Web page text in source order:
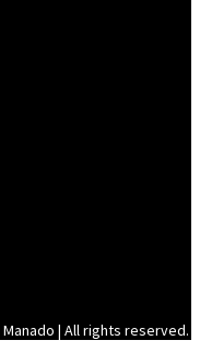
| All rights reserved.